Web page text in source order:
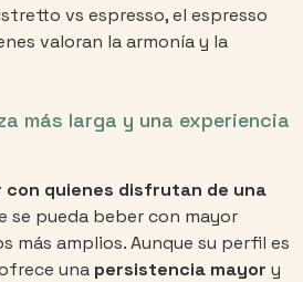
vs espresso, el espresso
valoran la armonía y la
más larga y una experiencia
con quienes disfrutan de una
se pueda beber con mayor
más amplios. Aunque su perfil es
una persistencia mayor y